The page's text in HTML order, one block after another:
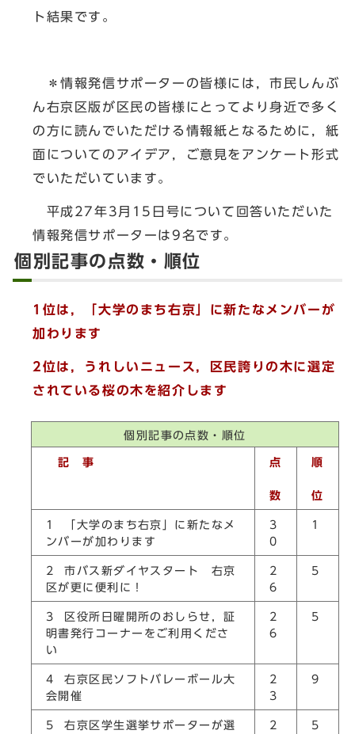
ト結果です。
＊情報発信サポーターの皆様には，市民しんぶ
ん右京区版が区民の皆様にとってより身近で多く
の方に読んでいただける情報紙となるために，紙
面についてのアイデア，ご意見をアンケート形式
でいただいています。
平成27年3月15日号について回答いただいた
情報発信サポーターは9名です。
個別記事の点数・順位
1位は，「大学のまち右京」に新たなメンバーが
加わります
2位は，うれしいニュース，区民誇りの木に選定
されている桜の木を紹介します
個別記事の点数・順位
記 事 点
数
順
位
1 「大学のまち右京」に新たなメ
ンバーが加わります
3
0
1
2 市バス新ダイヤスタート 右京
区が更に便利に！
2
6
5
3 区役所日曜開所のおしらせ，証
明書発行コーナーをご利用くださ
い
2
6
5
4 右京区民ソフトバレーボール大
会開催
2
3
9
5 右京区学生選挙サポーターが選
2
5